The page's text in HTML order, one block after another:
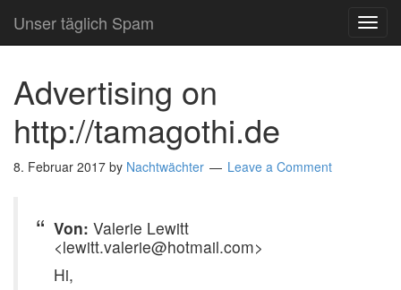
Unser täglich Spam
Advertising on
http://tamagothi.de
8. Februar 2017 by Nachtwächter Leave a Comment
Von: Valerie Lewitt
<lewitt.valerie@hotmail.com>
Hi,